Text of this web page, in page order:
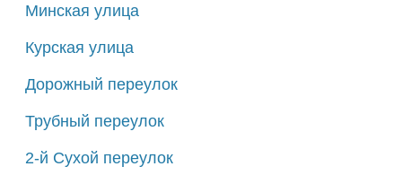
Минская улица
Курская улица
Дорожный переулок
Трубный переулок
2-й Сухой переулок